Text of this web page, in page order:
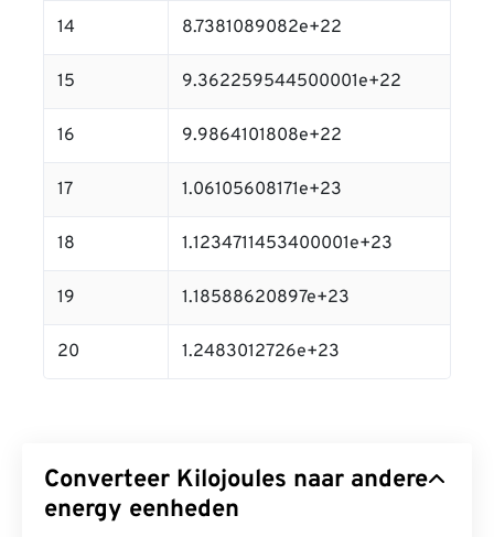
14 8.7381089082e+22
15 9.362259544500001e+22
16 9.9864101808e+22
17 1.06105608171e+23
18 1.1234711453400001e+23
19 1.18588620897e+23
20 1.2483012726e+23
Converteer Kilojoules naar andere
energy eenheden